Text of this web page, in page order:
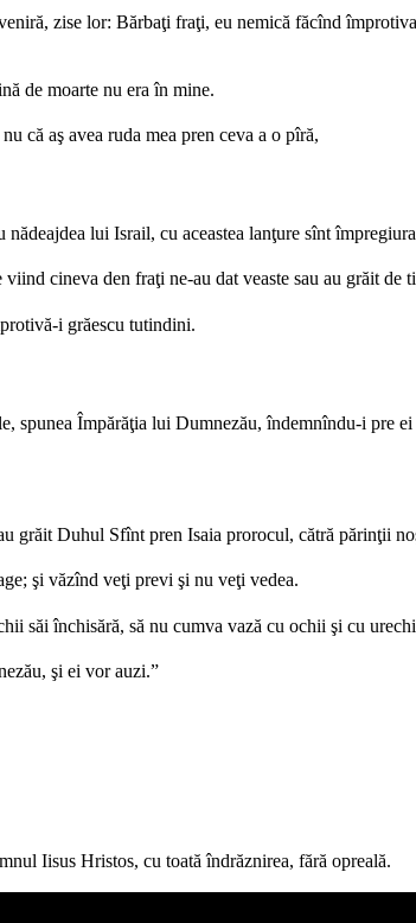
zise lor: Bărbaţi fraţi, eu nemică făcînd
de moarte nu era în mine.
că aş avea ruda mea pren ceva a o pîră,
lui Israil, cu aceastea lanţure sînt
cineva den fraţi ne-au dat veaste sau au grăit de
i grăescu tutindini.
Împărăţia lui Dumnezău, îndemnîndu-i pre
grăit Duhul Sfînt pren Isaia prorocul, cătră părinţii
şi văzînd veţi previ şi nu veţi vedea.
săi închisără, să nu cumva vază cu ochii şi cu
şi ei vor auzi.”
Iisus Hristos, cu toată îndrăznirea, fără opreală.